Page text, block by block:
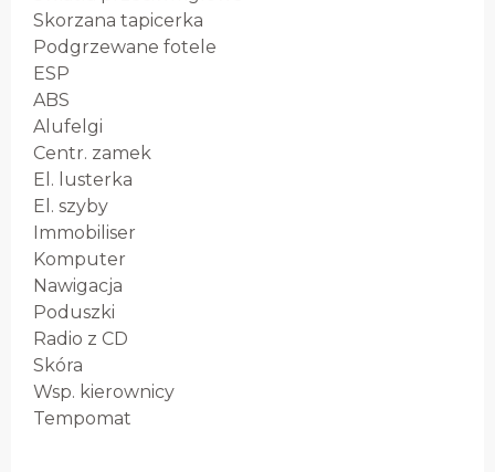
Skorzana tapicerka
Podgrzewane fotele
ESP
ABS
Alufelgi
Centr. zamek
El. lusterka
El. szyby
Immobiliser
Komputer
Nawigacja
Poduszki
Radio z CD
Skóra
Wsp. kierownicy
Tempomat